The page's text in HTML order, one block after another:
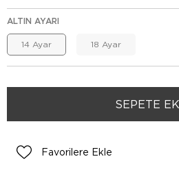
ALTIN AYARI
14 Ayar 18 Ayar
Favorilere Ekle